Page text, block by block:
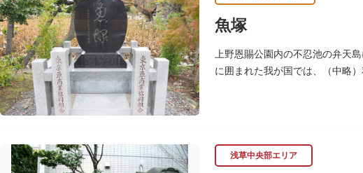
魚塚
上野恩賜公園内の不忍池の弁天
に囲まれた我が国では、（中略
浅草中央部エリア